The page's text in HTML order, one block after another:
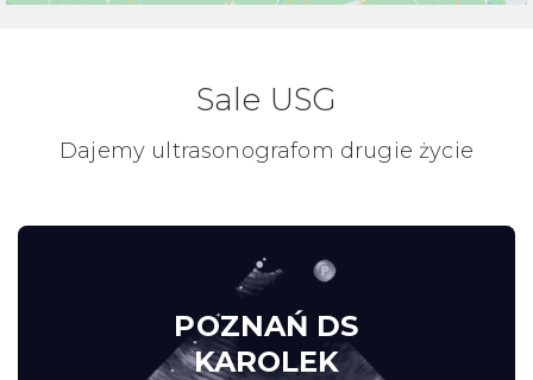
Sale USG
Dajemy ultrasonografom drugie życie
POZNAŃ DS
KAROLEK